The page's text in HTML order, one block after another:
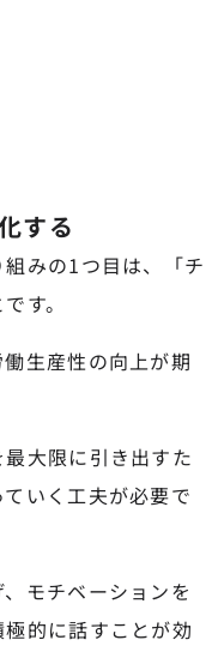
する
みの1つ目は、「チ
す。
生産性の向上が期
大限に引き出すた
いく工夫が必要で
モチベーションを
的に話すことが効